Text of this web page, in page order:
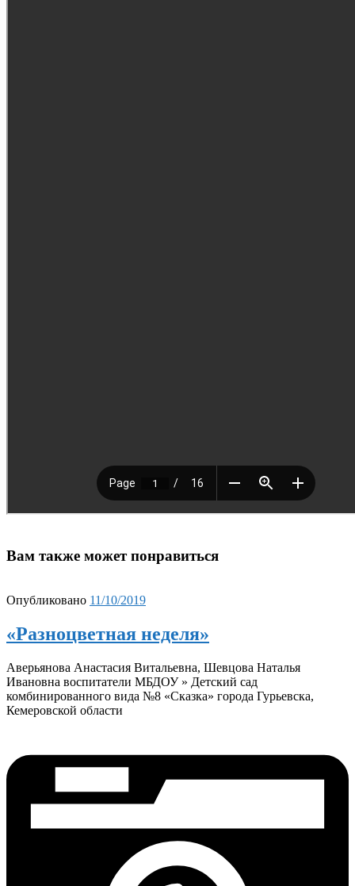
Вам также может понравиться
Опубликовано 11/10/2019
«Разноцветная неделя»
Аверьянова Анастасия Витальевна, Шевцова Наталья
Ивановна воспитатели МБДОУ » Детский сад
комбинированного вида №8 «Сказка» города Гурьевска,
Кемеровской области